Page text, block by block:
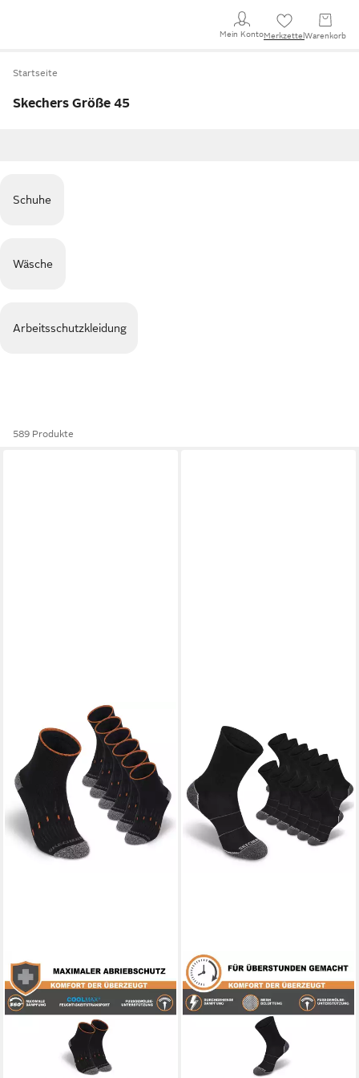
Mein KontoMerkzettel Warenkorb
Startseite
Skechers Größe 45
Schuhe
Wäsche
Arbeitsschutzkleidung
589 Produkte